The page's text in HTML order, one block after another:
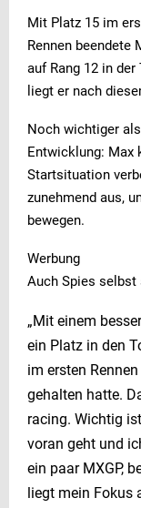
Mit Platz 15 im
Rennen beendete
auf Rang 12 in
liegt er nach
Noch wichtiger
Entwicklung: Max
Startsituation
zunehmend aus,
bewegen.
Werbung
Auch Spies selbst
„Mit einem
ein Platz in den
im ersten
gehalten hatte.
racing. Wichtig
voran geht und
ein paar MXGP,
liegt mein Fokus